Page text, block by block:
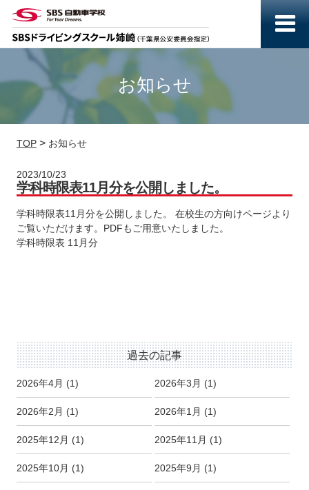
お知らせ
TOP> お知らせ
2023/10/23
学科時限表11月分を公開しました。
学科時限表11月分を公開しました。 在校生の方向けページより
ご覧いただけます。PDFもご用意いたしました。
学科時限表 11月分
過去の記事
2026年4月 (1) 2026年3月 (1)
2026年2月 (1) 2026年1月 (1)
2025年12月 (1) 2025年11月 (1)
2025年10月 (1) 2025年9月 (1)